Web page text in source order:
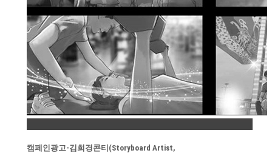
캠페인광고-김희경콘티(Storyboard Artist,